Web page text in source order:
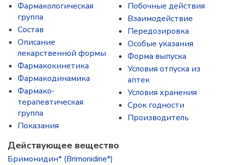
Фармакологическая
группа
Состав
Описание
лекарственной формы
Фармакокинетика
Фармакодинамика
Фармако-
терапевтическая
группа
Показания
Побочные действия
Взаимодействие
Передозировка
Особые указания
Форма выпуска
Условия отпуска из
аптек
Условия хранения
Срок годности
Производитель
Действующее вещество
Бримонидин* (Brimonidine*)